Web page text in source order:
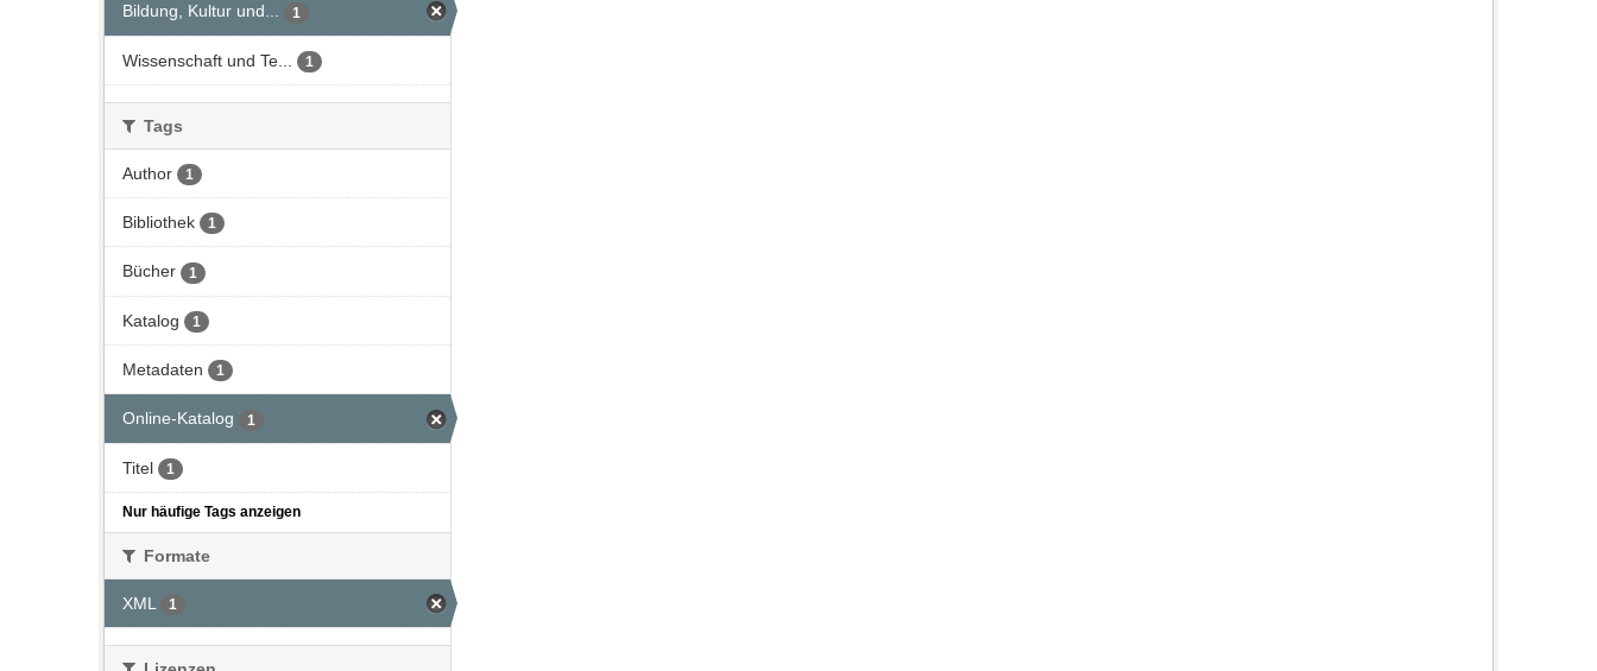
Bildung, Kultur und... 1
Wissenschaft und Te... 1
Tags
Author 1
Bibliothek 1
Bücher 1
Katalog 1
Metadaten 1
Online-Katalog 1
Titel 1
Nur häufige Tags anzeigen
Formate
XML 1